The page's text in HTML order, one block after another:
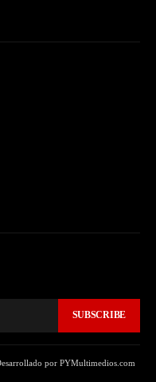
SUBSCRIBE
por PYMultimedios.com